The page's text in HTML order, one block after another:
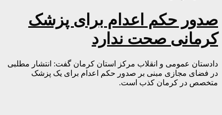
صدور حکم اعدام برای پزشک
کرمانی صحت ندارد
دادستان عمومی و انقلاب مرکز استان کرمان گفت: انتشار مطلبی
در فضای مجازی مبنی بر صدور حکم اعدام برای یک پزشک
متخصص در کرمان کذب است.